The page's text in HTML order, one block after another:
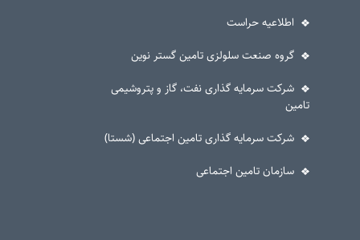
اطلاعیه حراست
گروه صنعت سلولزی تامین گستر نوین
شرکت سرمایه گذاری نفت، گاز و پتروشیمی
تامین
شرکت سرمایه گذاری تامین اجتماعی (شستا)
سازمان تامین اجتماعی